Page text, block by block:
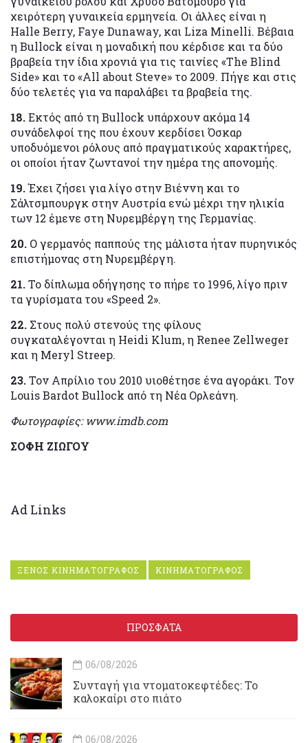
χειρότερη γυναικεία ερμηνεία. Οι άλλες είναι η
Halle Berry, Faye Dunaway, και Liza Minelli. Βέβαια
η Bullock είναι η μοναδική που κέρδισε και τα δύο
βραβεία την ίδια χρονιά για τις ταινίες «The Blind
Side» και το «All about Steve» το 2009. Πήγε και στις
δύο τελετές για να παραλάβει τα βραβεία της.
18.Εκτός από τη Bullock υπάρχουν ακόμα 14
συνάδελφοί της που έχουν κερδίσει Όσκαρ
υποδυόμενοι ρόλους από πραγματικούς χαρακτήρες,
οι οποίοι ήταν ζωντανοί την ημέρα της απονομής.
19.Έχει ζήσει για λίγο στην Βιέννη και το
Σάλτσμπουργκ στην Αυστρία ενώ μέχρι την ηλικία
των 12 έμενε στη Νυρεμβέργη της Γερμανίας.
20. Ο γερμανός παππούς της μάλιστα ήταν πυρηνικός
επιστήμονας στη Νυρεμβέργη.
21.Το δίπλωμα οδήγησης το πήρε το 1996, λίγο πριν
τα γυρίσματα του «Speed 2».
22. Στους πολύ στενούς της φίλους
συγκαταλέγονται η Heidi Klum, η Renee Zellweger
και η Meryl Streep.
23.Τον Απρίλιο του 2010 υιοθέτησε ένα αγοράκι. Τον
Louis Bardot Bullock από τη Νέα Ορλεάνη.
Φωτογραφίες: www.imdb.com
ΣΟΦΗ ΖΙΩΓΟΥ
Ad Links
ΞΕΝΟΣ ΚΙΝΗΜΑΤΟΓΡΑΦΟΣ ΚΙΝΗΜΑΤΟΓΡΑΦΟΣ
ΠΡΟΣΦΑΤΑ
06/08/2026
Συνταγή για ντοματοκεφτέδες: Το
καλοκαίρι στο πιάτο
06/08/2026